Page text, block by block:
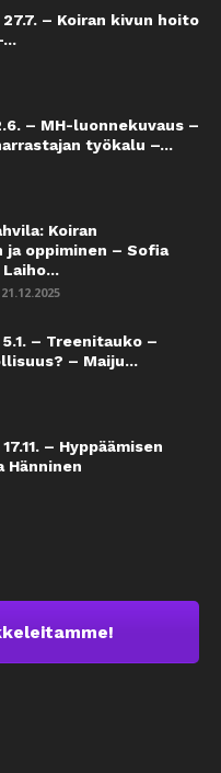
– Koiran kivun hoito
– MH-luonnekuvaus –
työkalu –...
Koiran
ja oppiminen – Sofia
Laiho...
21.12.2025
– Treenitauko –
– Maiju...
– Hyppäämisen
Hänninen